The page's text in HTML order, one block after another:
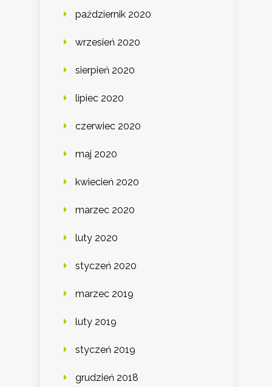
październik 2020
wrzesień 2020
sierpień 2020
lipiec 2020
czerwiec 2020
maj 2020
kwiecień 2020
marzec 2020
luty 2020
styczeń 2020
marzec 2019
luty 2019
styczeń 2019
grudzień 2018